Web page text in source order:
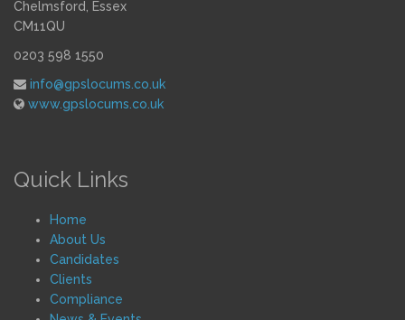
Chelmsford, Essex
CM11QU
0203 598 1550
info@gpslocums.co.uk
www.gpslocums.co.uk
Quick Links
Home
About Us
Candidates
Clients
Compliance